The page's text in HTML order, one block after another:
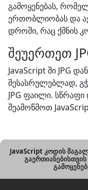
გამოყენებას,
ერთობლიობას და
დროში, რაც ქმნის
შეუერთეთ
JavaScript ში JPG
შესასრულებლად,
JPG ფაილი. სწრაფი
შეამოწმოთ
JavaScript კოდის
გაერთიანებისთვის